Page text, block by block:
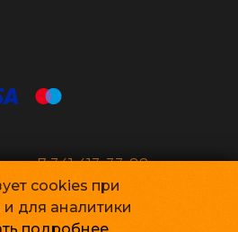
cookies при
для аналитики
+7 341 413-33-88